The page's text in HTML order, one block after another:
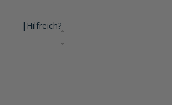
| Hilfreich?